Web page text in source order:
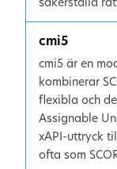
cmi5
cmi5 är en
kombinerar
flexibla och
Assignable
xAPI-uttryck
ofta som